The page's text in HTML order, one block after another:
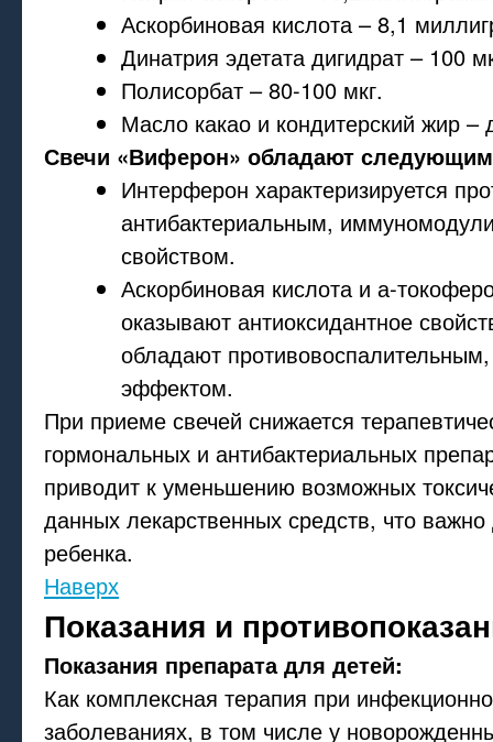
Аскорбиновая кислота – 8,1
Динатрия эдетата дигидрат – 100
Полисорбат – 80-100 мкг.
Масло какао и кондитерский жир –
Свечи «Виферон» обладают
Интерферон характеризируется
антибактериальным,
свойством.
Аскорбиновая кислота и а-
оказывают антиоксидантное
обладают
эффектом.
При приеме свечей снижается
гормональных и антибактериальных
приводит к уменьшению возможных
данных лекарственных средств, что
ребенка.
Наверх
Показания и
Показания препарата для детей:
Как комплексная терапия при
заболеваниях, в том числе у